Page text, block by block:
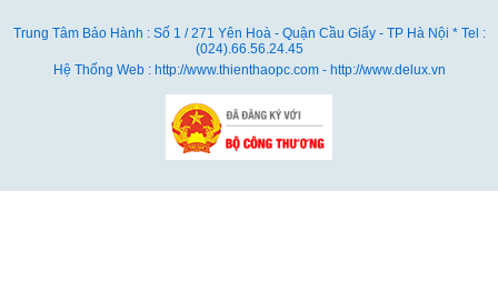
Trung Tâm Bảo Hành : Số 1 / 271 Yên Hoà - Quận Cầu Giấy - TP Hà Nội * Tel :
(024).66.56.24.45
Hệ Thống Web : http://www.thienthaopc.com - http://www.delux.vn